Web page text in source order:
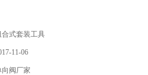
式套装工具
11-06
阀厂家